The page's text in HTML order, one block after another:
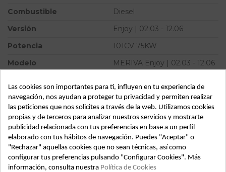
Combustible
Diesel
Versión
Enjoy | 02.03 - 12.06
Potencia
101CV 75KW
Modelo
MERIVA Enjoy | 02.03 - 12.06
Almacén
49349
SubAlmacén
367
SubSubAlmacén
100029346
ID: 813738
Fecha disponible: 2022-05-30
Las cookies son importantes para ti, influyen en tu experiencia de
navegación, nos ayudan a proteger tu privacidad y permiten realizar
las peticiones que nos solicites a través de la web. Utilizamos cookies
propias y de terceros para analizar nuestros servicios y mostrarte
publicidad relacionada con tus preferencias en base a un perfil
elaborado con tus hábitos de navegación. Puedes "Aceptar" o
"Rechazar" aquellas cookies que no sean técnicas, así como
configurar tus preferencias pulsando "Configurar Cookies". Más
información, consulta nuestra Política de Cookies